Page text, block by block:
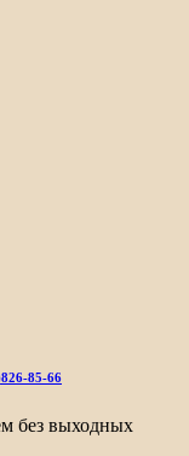
85-66
без выходных